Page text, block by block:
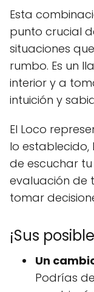
Esta
punto crucial
situaciones
rumbo. Es un
interior y a
intuición y
El Loco
lo establecido,
de escuchar tu
evaluación de
tomar
¡Sus
Un
Podrías